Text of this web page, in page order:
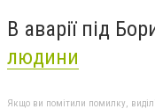
В аварії під
людини
Якщо ви помітили помилку,